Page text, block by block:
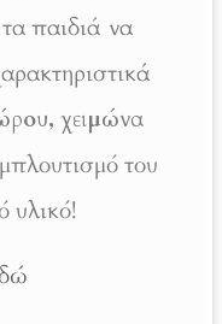
παιδιά να
χειμώνα
του
υλικό!